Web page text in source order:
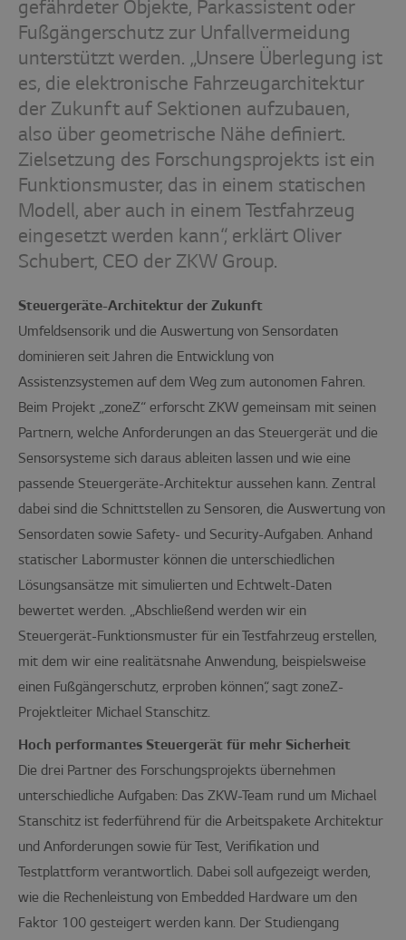
gefährdeter Objekte, Parkassistent oder
Fußgängerschutz zur Unfallvermeidung
unterstützt werden. „Unsere Überlegung ist
es, die elektronische Fahrzeugarchitektur
der Zukunft auf Sektionen aufzubauen,
also über geometrische Nähe definiert.
Zielsetzung des Forschungsprojekts ist ein
Funktionsmuster, das in einem statischen
Modell, aber auch in einem Testfahrzeug
eingesetzt werden kann“, erklärt Oliver
Schubert, CEO der ZKW Group.
Steuergeräte-Architektur der Zukunft
Umfeldsensorik und die Auswertung von Sensordaten
dominieren seit Jahren die Entwicklung von
Assistenzsystemen auf dem Weg zum autonomen Fahren.
Beim Projekt „zoneZ“ erforscht ZKW gemeinsam mit seinen
Partnern, welche Anforderungen an das Steuergerät und die
Sensorsysteme sich daraus ableiten lassen und wie eine
passende Steuergeräte-Architektur aussehen kann. Zentral
dabei sind die Schnittstellen zu Sensoren, die Auswertung von
Sensordaten sowie Safety- und Security-Aufgaben. Anhand
statischer Labormuster können die unterschiedlichen
Lösungsansätze mit simulierten und Echtwelt-Daten
bewertet werden. „Abschließend werden wir ein
Steuergerät-Funktionsmuster für ein Testfahrzeug erstellen,
mit dem wir eine realitätsnahe Anwendung, beispielsweise
einen Fußgängerschutz, erproben können“, sagt zoneZ-
Projektleiter Michael Stanschitz.
Hoch performantes Steuergerät für mehr Sicherheit
Die drei Partner des Forschungsprojekts übernehmen
unterschiedliche Aufgaben: Das ZKW-Team rund um Michael
Stanschitz ist federführend für die Arbeitspakete Architektur
und Anforderungen sowie für Test, Verifikation und
Testplattform verantwortlich. Dabei soll aufgezeigt werden,
wie die Rechenleistung von Embedded Hardware um den
Faktor 100 gesteigert werden kann. Der Studiengang